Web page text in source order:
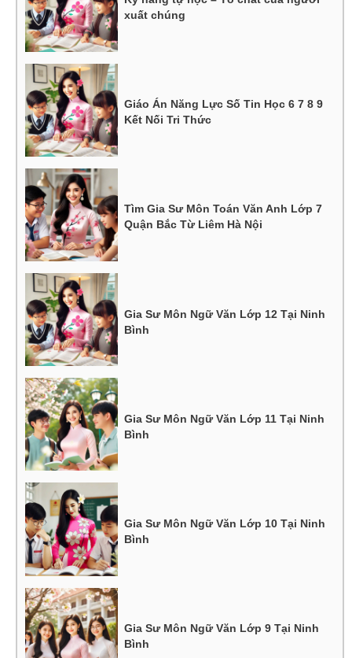
xuất chúng
Giáo Án Năng Lực Số Tin Học 6 7 8 9
Kết Nối Tri Thức
Tìm Gia Sư Môn Toán Văn Anh Lớp 7
Quận Bắc Từ Liêm Hà Nội
Gia Sư Môn Ngữ Văn Lớp 12 Tại Ninh
Bình
Gia Sư Môn Ngữ Văn Lớp 11 Tại Ninh
Bình
Gia Sư Môn Ngữ Văn Lớp 10 Tại Ninh
Bình
Gia Sư Môn Ngữ Văn Lớp 9 Tại Ninh
Bình